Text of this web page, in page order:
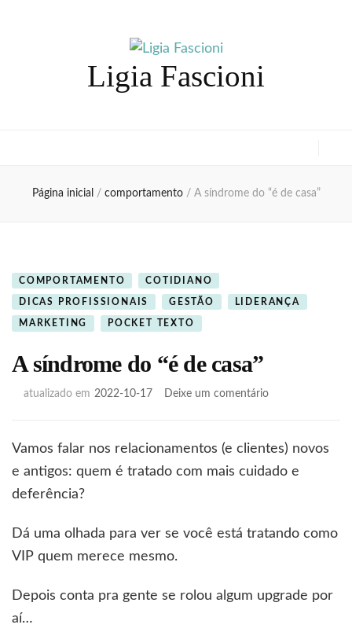
Ligia Fascioni
Página inicial / comportamento / A síndrome do “é de casa”
COMPORTAMENTO COTIDIANO
DICAS PROFISSIONAIS GESTÃO LIDERANÇA
MARKETING POCKET TEXTO
A síndrome do “é de casa”
atualizado em 2022-10-17 Deixe um comentárioem
do
de
Vamos falar nos relacionamentos (e clientes) novos
e antigos: quem é tratado com mais cuidado e
deferência?
Dá uma olhada para ver se você está tratando como
VIP quem merece mesmo.
Depois conta pra gente se rolou algum upgrade por
aí…